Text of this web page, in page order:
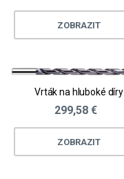
ZOBRAZIT
Vrták na hluboké díry
299,58 €
ZOBRAZIT